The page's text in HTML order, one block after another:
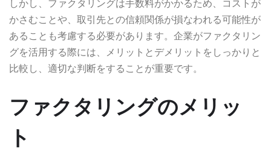
しかし、ファクタリングは手数料がかかるため、コストが
かさむことや、取引先との信頼関係が損なわれる可能性が
あることも考慮する必要があります。企業がファクタリン
グを活用する際には、メリットとデメリットをしっかりと
比較し、適切な判断をすることが重要です。
ファクタリングのメリッ
ト